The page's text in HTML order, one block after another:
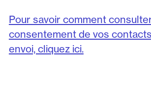
Pour savoir comment
consentement de vos
envoi, cliquez ici.